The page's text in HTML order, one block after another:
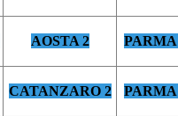
AOSTA 2 PARMA
CATANZARO 2 PARMA